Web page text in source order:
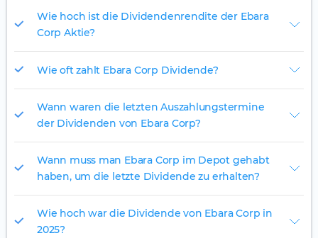
Wie hoch ist die Dividendenrendite der Ebara
Corp Aktie?
Wie oft zahlt Ebara Corp Dividende?
Wann waren die letzten Auszahlungstermine
der Dividenden von Ebara Corp?
Wann muss man Ebara Corp im Depot gehabt
haben, um die letzte Dividende zu erhalten?
Wie hoch war die Dividende von Ebara Corp in
2025?